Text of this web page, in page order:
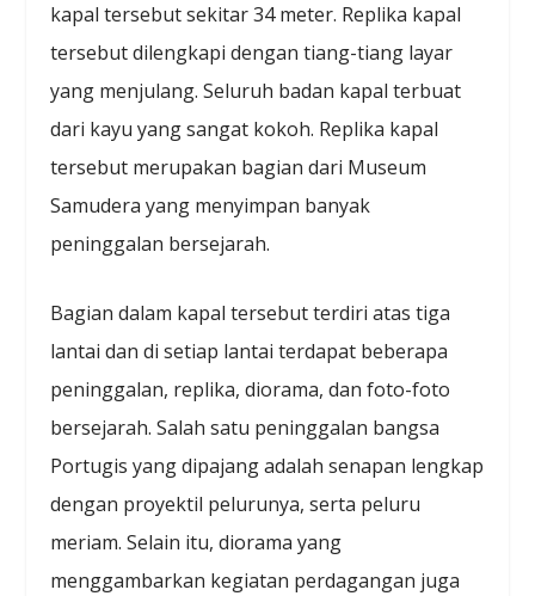
kapal tersebut sekitar 34 meter. Replika kapal
tersebut dilengkapi dengan tiang-tiang layar
yang menjulang. Seluruh badan kapal terbuat
dari kayu yang sangat kokoh. Replika kapal
tersebut merupakan bagian dari Museum
Samudera yang menyimpan banyak
peninggalan bersejarah.
Bagian dalam kapal tersebut terdiri atas tiga
lantai dan di setiap lantai terdapat beberapa
peninggalan, replika, diorama, dan foto-foto
bersejarah. Salah satu peninggalan bangsa
Portugis yang dipajang adalah senapan lengkap
dengan proyektil pelurunya, serta peluru
meriam. Selain itu, diorama yang
menggambarkan kegiatan perdagangan juga